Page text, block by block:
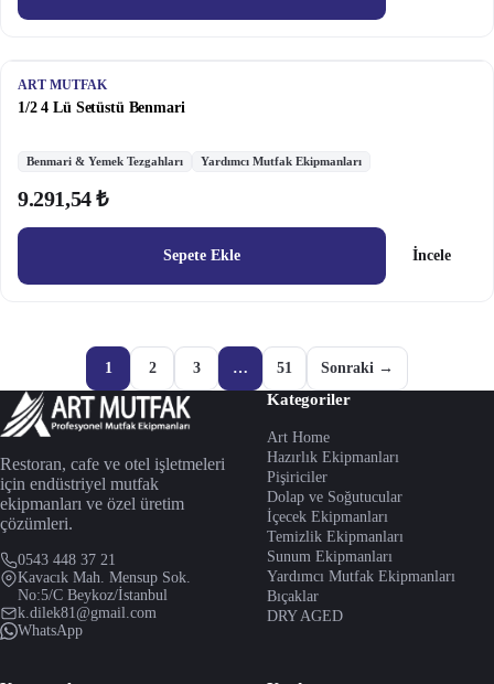
ART MUTFAK
1/2 4 Lü Setüstü Benmari
Benmari & Yemek Tezgahları Yardımcı Mutfak Ekipmanları
9.291,54 ₺
Sepete Ekle İncele
1 2 3 … 51 Sonraki →
Restoran, cafe ve otel işletmeleri
için endüstriyel mutfak
ekipmanları ve özel üretim
çözümleri.
0543 448 37 21
Kavacık Mah. Mensup Sok.
No:5/C Beykoz/İstanbul
k.dilek81@gmail.com
WhatsApp
Kategoriler
Art Home
Hazırlık Ekipmanları
Pişiriciler
Dolap ve Soğutucular
İçecek Ekipmanları
Temizlik Ekipmanları
Sunum Ekipmanları
Yardımcı Mutfak Ekipmanları
Bıçaklar
DRY AGED